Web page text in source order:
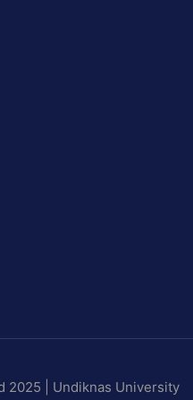
2025 | Undiknas University